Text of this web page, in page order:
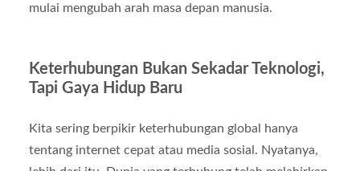
mulai mengubah arah masa depan manusia.
Keterhubungan Bukan Sekadar Teknologi,
Tapi Gaya Hidup Baru
Kita sering berpikir keterhubungan global hanya
tentang internet cepat atau media sosial. Nyatanya,